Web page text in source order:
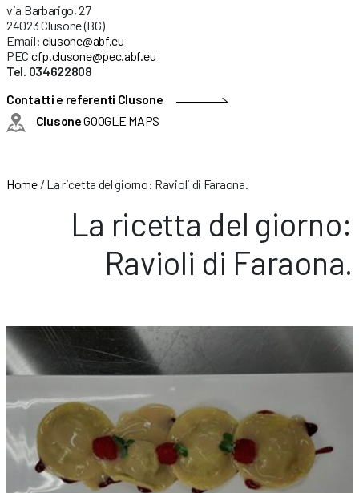
via Barbarigo, 27
24023 Clusone (BG)
Email: clusone@abf.eu
PEC cfp.clusone@pec.abf.eu
Tel. 034622808
Contatti e referenti Clusone
ClusoneGOOGLE MAPS
Home/ La ricetta del giorno: Ravioli di Faraona.
La ricetta del giorno:
Ravioli di Faraona.